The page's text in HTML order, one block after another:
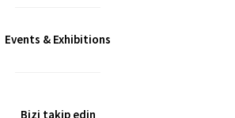
Events & Exhibitions
Bizi takip edin